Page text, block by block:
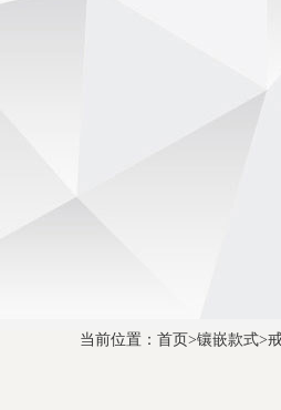
当前位置： 首页>镶嵌款式>